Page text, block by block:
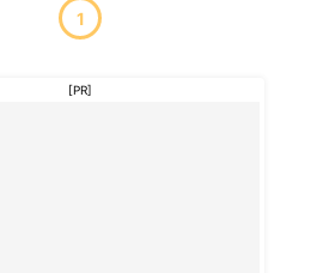
1
[PR]